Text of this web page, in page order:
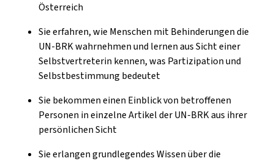
Österreich
Sie erfahren, wie Menschen mit Behinderungen die
UN-BRK wahrnehmen und lernen aus Sicht einer
Selbstvertreterin kennen, was Partizipation und
Selbstbestimmung bedeutet
Sie bekommen einen Einblick von betroffenen
Personen in einzelne Artikel der UN-BRK aus ihrer
persönlichen Sicht
Sie erlangen grundlegendes Wissen über die